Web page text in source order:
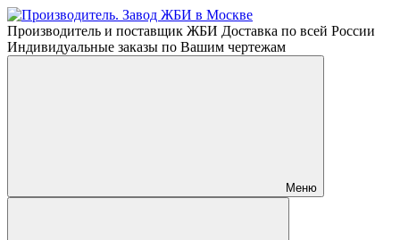
Производитель и поставщик ЖБИ Доставка по всей России
Индивидуальные заказы по Вашим чертежам
Меню